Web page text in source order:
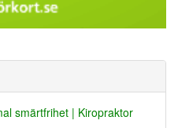
smärtfrihet | Kiropraktor